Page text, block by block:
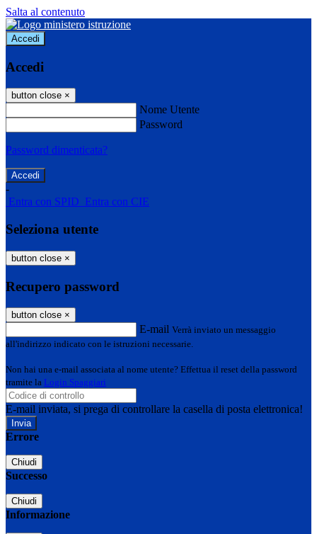
Salta al contenuto
Accedi
Accedi
button close ×
Nome Utente
Password
Password dimenticata?
-
Entra con SPID Entra con CIE
Seleziona utente
button close ×
Recupero password
button close ×
E-mail Verrà inviato un messaggio
all'indirizzo indicato con le istruzioni necessarie.
Non hai una e-mail associata al nome utente? Effettua il reset della password
tramite la Login Spaggiari
E-mail inviata, si prega di controllare la casella di posta elettronica!
Errore
Chiudi
Successo
Chiudi
Informazione